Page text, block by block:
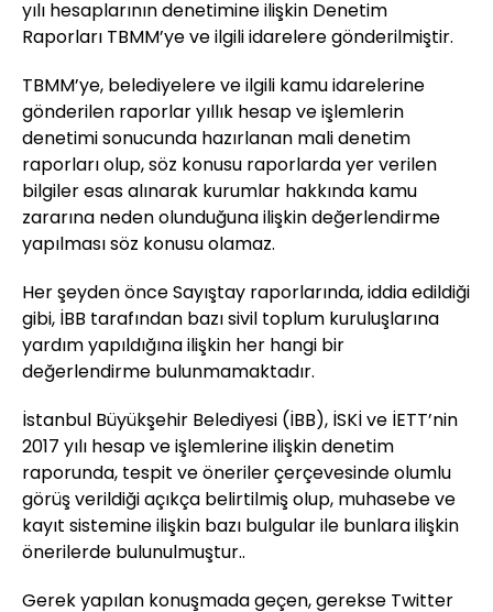
yılı hesaplarının denetimine ilişkin Denetim
Raporları TBMM’ye ve ilgili idarelere gönderilmiştir.
TBMM’ye, belediyelere ve ilgili kamu idarelerine
gönderilen raporlar yıllık hesap ve işlemlerin
denetimi sonucunda hazırlanan mali denetim
raporları olup, söz konusu raporlarda yer verilen
bilgiler esas alınarak kurumlar hakkında kamu
zararına neden olunduğuna ilişkin değerlendirme
yapılması söz konusu olamaz.
Her şeyden önce Sayıştay raporlarında, iddia edildiği
gibi, İBB tarafından bazı sivil toplum kuruluşlarına
yardım yapıldığına ilişkin her hangi bir
değerlendirme bulunmamaktadır.
İstanbul Büyükşehir Belediyesi (İBB), İSKİ ve İETT’nin
2017 yılı hesap ve işlemlerine ilişkin denetim
raporunda, tespit ve öneriler çerçevesinde olumlu
görüş verildiği açıkça belirtilmiş olup, muhasebe ve
kayıt sistemine ilişkin bazı bulgular ile bunlara ilişkin
önerilerde bulunulmuştur..
Gerek yapılan konuşmada geçen, gerekse Twitter